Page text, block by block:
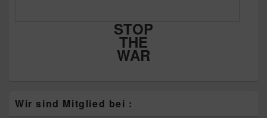
STOP
THE
WAR
Wir sind Mitglied bei :